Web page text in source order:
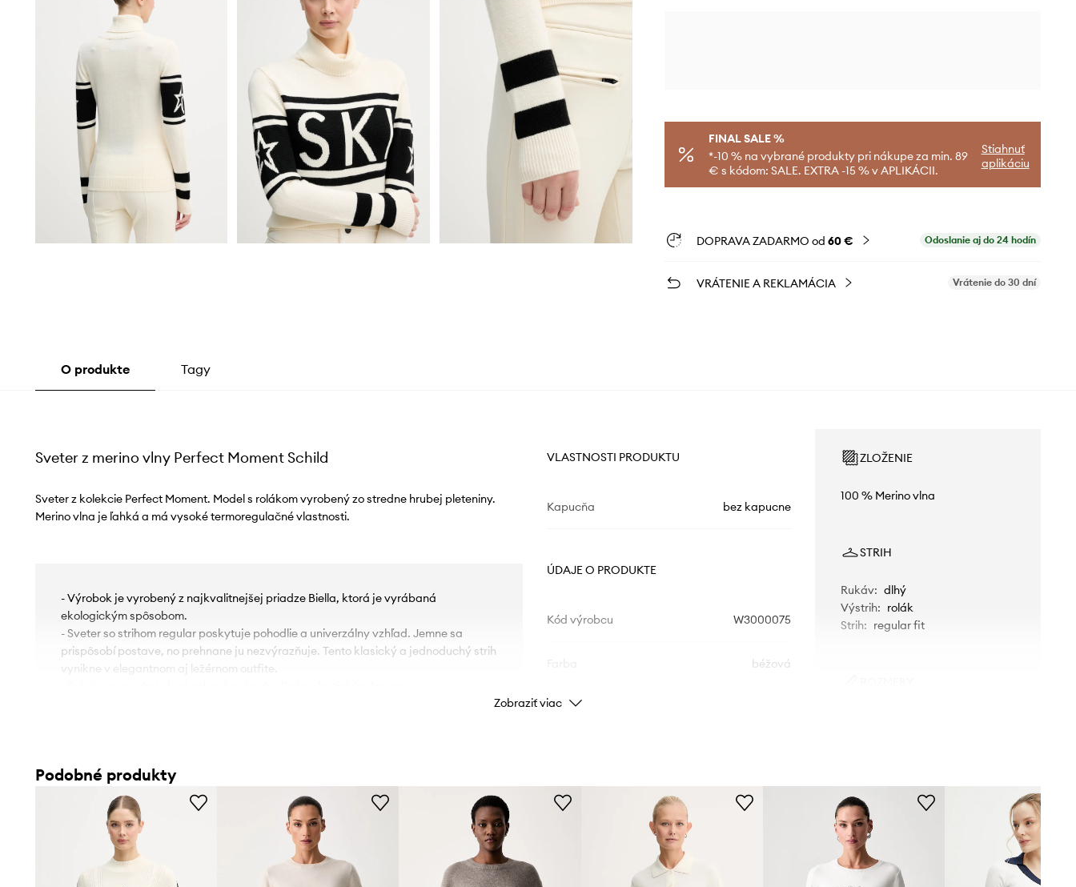
FINAL SALE %
*-10 % na vybrané produkty pri nákupe za min. 89
€ s kódom: SALE. EXTRA -15 % v APLIKÁCII.
Stiahnuť
aplikáciu
DOPRAVA ZADARMO od 60 € Odoslanie aj do 24 hodín
VRÁTENIE A REKLAMÁCIA Vrátenie do 30 dní
O produkte Tagy
Sveter z merino vlny Perfect Moment Schild
Sveter z kolekcie Perfect Moment. Model s rolákom vyrobený zo stredne hrubej pleteniny.
Merino vlna je ľahká a má vysoké termoregulačné vlastnosti.
- Výrobok je vyrobený z najkvalitnejšej priadze Biella, ktorá je vyrábaná
ekologickým spôsobom.
- Sveter so strihom regular poskytuje pohodlie a univerzálny vzhľad. Jemne sa
prispôsobí postave, no prehnane ju nezvýrazňuje. Tento klasický a jednoduchý strih
vynikne v elegantnom aj ležérnom outfite.
- Veľkosti pre rozmer: S.
VLASTNOSTI PRODUKTU
Kapucňa bez kapucne
ÚDAJE O PRODUKTE
Kód výrobcu W3000075
béžová
Značka
ZLOŽENIE
100 % Merino vlna
STRIH
Rukáv: dlhý
Výstrih: rolák
Strih: regular fit
bežne nosíte.
Tabuľka veľkostí
Zobraziť viac
Podobné produkty